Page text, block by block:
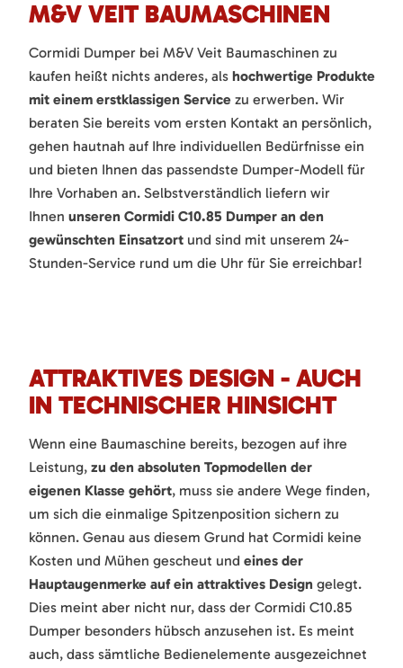
M&V VEIT BAUMASCHINEN
Cormidi Dumper bei M&V Veit Baumaschinen zu
kaufen heißt nichts anderes, als hochwertige Produkte
mit einem erstklassigen Service zu erwerben. Wir
beraten Sie bereits vom ersten Kontakt an persönlich,
gehen hautnah auf Ihre individuellen Bedürfnisse ein
und bieten Ihnen das passendste Dumper-Modell für
Ihre Vorhaben an. Selbstverständlich liefern wir
Ihnen unseren Cormidi C10.85 Dumper an den
gewünschten Einsatzort und sind mit unserem 24-
Stunden-Service rund um die Uhr für Sie erreichbar!
ATTRAKTIVES DESIGN - AUCH
IN TECHNISCHER HINSICHT
Wenn eine Baumaschine bereits, bezogen auf ihre
Leistung, zu den absoluten Topmodellen der
eigenen Klasse gehört, muss sie andere Wege finden,
um sich die einmalige Spitzenposition sichern zu
können. Genau aus diesem Grund hat Cormidi keine
Kosten und Mühen gescheut und eines der
Hauptaugenmerke auf ein attraktives Design gelegt.
Dies meint aber nicht nur, dass der Cormidi C10.85
Dumper besonders hübsch anzusehen ist. Es meint
auch, dass sämtliche Bedienelemente ausgezeichnet